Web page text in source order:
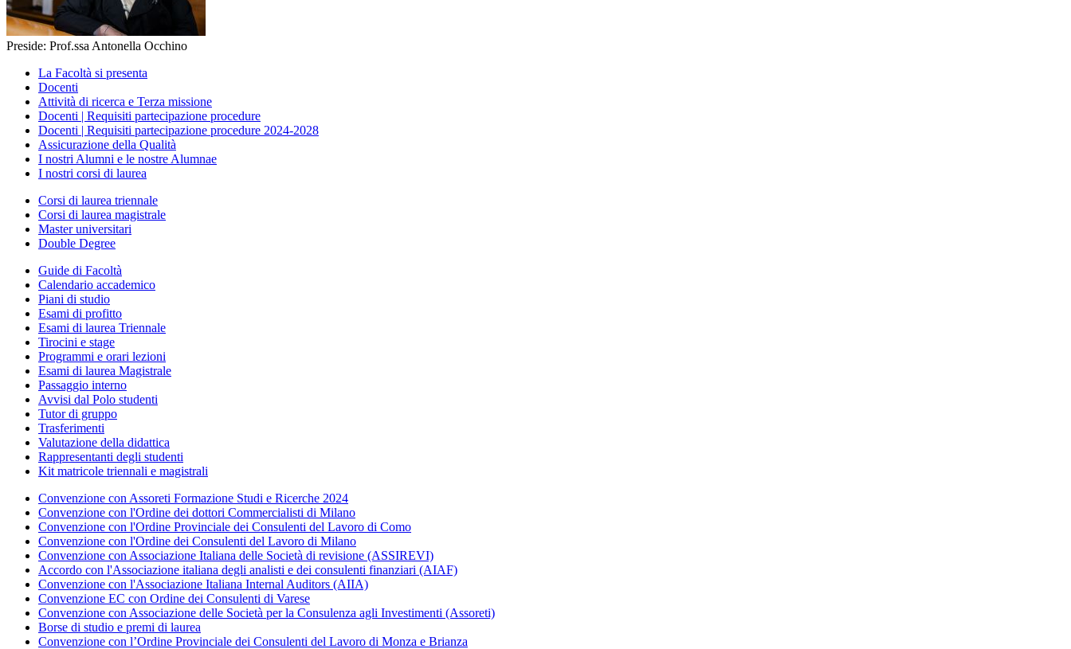
Preside: Prof.ssa Antonella Occhino
La Facoltà si presenta
Docenti
Attività di ricerca e Terza missione
Docenti | Requisiti partecipazione procedure
Docenti | Requisiti partecipazione procedure 2024-2028
Assicurazione della Qualità
I nostri Alumni e le nostre Alumnae
I nostri corsi di laurea
Corsi di laurea triennale
Corsi di laurea magistrale
Master universitari
Double Degree
Guide di Facoltà
Calendario accademico
Piani di studio
Esami di profitto
Esami di laurea Triennale
Tirocini e stage
Programmi e orari lezioni
Esami di laurea Magistrale
Passaggio interno
Avvisi dal Polo studenti
Tutor di gruppo
Trasferimenti
Valutazione della didattica
Rappresentanti degli studenti
Kit matricole triennali e magistrali
Convenzione con Assoreti Formazione Studi e Ricerche 2024
Convenzione con l'Ordine dei dottori Commercialisti di Milano
Convenzione con l'Ordine Provinciale dei Consulenti del Lavoro di Como
Convenzione con l'Ordine dei Consulenti del Lavoro di Milano
Convenzione con Associazione Italiana delle Società di revisione (ASSIREVI)
Accordo con l'Associazione italiana degli analisti e dei consulenti finanziari (AIAF)
Convenzione con l'Associazione Italiana Internal Auditors (AIIA)
Convenzione EC con Ordine dei Consulenti di Varese
Convenzione con Associazione delle Società per la Consulenza agli Investimenti (Assoreti)
Borse di studio e premi di laurea
Convenzione con l’Ordine Provinciale dei Consulenti del Lavoro di Monza e Brianza